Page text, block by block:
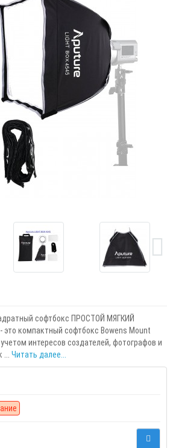
софтбокс ПРОСТОЙ МЯГКИЙ
компактный софтбокс Bowens Mount
интересов создателей, фотографов и
Читать далее...